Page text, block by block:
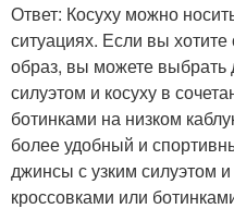
Ответ: Косуху можно
ситуациях. Если вы
образ, вы можете выбрать
силуэтом и косуху в
ботинками на низком
более удобный и
джинсы с узким силуэтом и
кроссовками или